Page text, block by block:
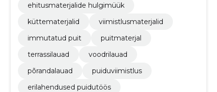
ehitusmaterjalide hulgimüük
küttematerjalid
viimistlusmaterjalid
immutatud puit
puitmaterjal
terrassilauad
voodrilauad
põrandalauad
puiduviimistlus
erilahendused puidutöös